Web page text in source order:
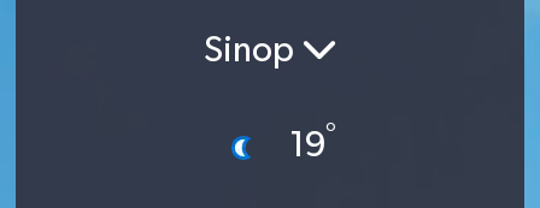
Sinop
19°